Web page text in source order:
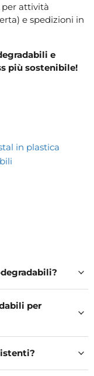
attività
e spedizioni in
e
più sostenibile!
in plastica
per